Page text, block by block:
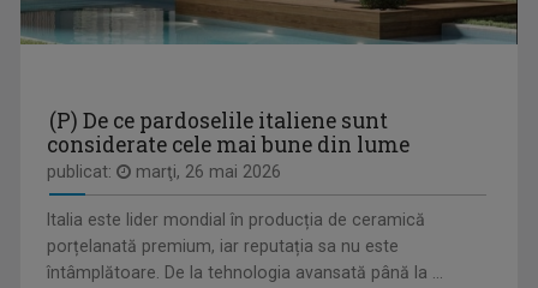
De peste două decenii la TVR Timişoara ...
(P) De ce pardoselile italiene sunt
considerate cele mai bune din lume
publicat: marţi, 26 mai 2026
Italia este lider mondial în producția de ceramică
porțelanată premium, iar reputația sa nu este
întâmplătoare. De la tehnologia avansată până la ...